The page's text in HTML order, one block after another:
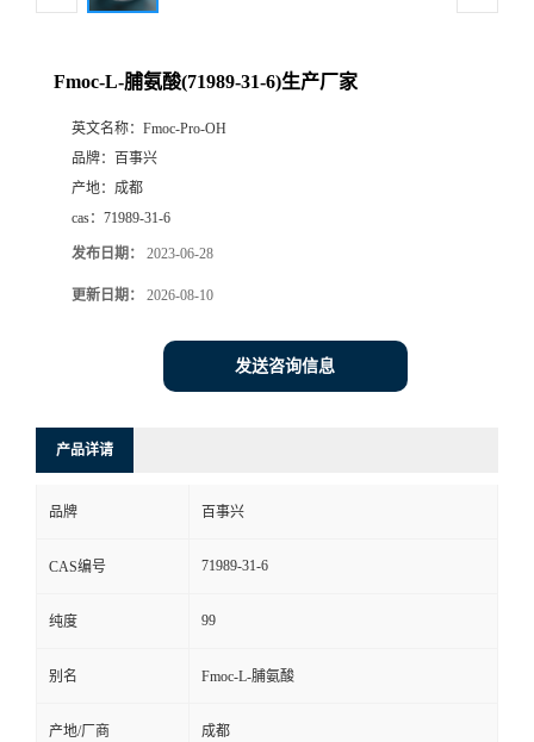
Fmoc-L-脯氨酸(71989-31-6)生产厂家
英文名称： Fmoc-Pro-OH
品牌：
百事兴
产地： 成都
cas： 71989-31-6
发布日期： 2023-06-28
更新日期： 2026-08-10
发送咨询信息
产品详请
品牌 百事兴
CAS编号 71989-31-6
纯度 99
别名 Fmoc-L-脯氨酸
产地/厂商 成都